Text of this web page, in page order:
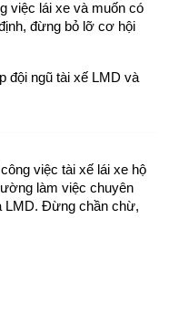
việc lái xe và muốn có
đừng bỏ lỡ cơ hội
đội ngũ tài xế LMD và
việc tài xế lái xe hộ
làm việc chuyên
LMD. Đừng chần chừ,